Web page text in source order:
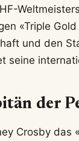
«Triple
und den
seine
der
Crosby